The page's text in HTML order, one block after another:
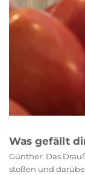
Was gefällt
Günther: Das
stoßen und